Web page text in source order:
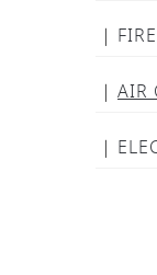
AIR